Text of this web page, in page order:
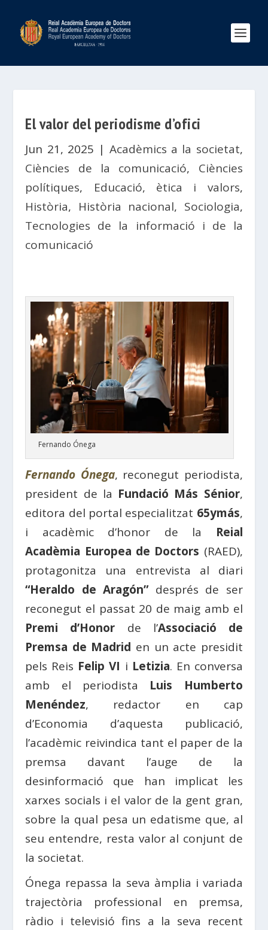
El valor del periodisme d’ofici
Jun 21, 2025 | Acadèmics a la societat,
Ciències de la comunicació, Ciències
polítiques, Educació, ètica i valors,
Història, Història nacional, Sociologia,
Tecnologies de la informació i de la
comunicació
Fernando Ónega
Fernando Ónega, reconegut periodista,
president de la Fundació Más Sénior,
editora del portal especialitzat 65ymás,
i acadèmic d’honor de la Reial
Acadèmia Europea de Doctors (RAED),
protagonitza una entrevista al diari
“Heraldo de Aragón”després de ser
reconegut el passat 20 de maig amb el
Premi d’Honor de l’Associació de
Premsa de Madrid en un acte presidit
pels Reis Felip VI i Letizia. En conversa
amb el periodista Luis Humberto
Menéndez, redactor en cap
d’Economia d’aquesta publicació,
l’acadèmic reivindica tant el paper de la
premsa davant l’auge de la
desinformació que han implicat les
xarxes socials i el valor de la gent gran,
sobre la qual pesa un edatisme que, al
seu entendre, resta valor al conjunt de
la societat.
Ónega repassa la seva àmplia i variada
trajectòria professional en premsa,
ràdio i televisió fins a la seva recent